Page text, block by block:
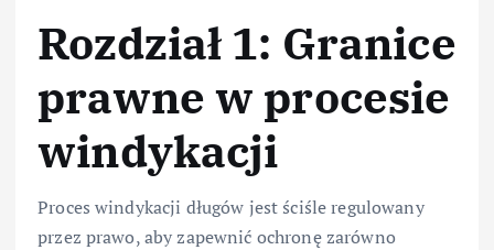
Rozdział 1: Granice
prawne w procesie
windykacji
Proces windykacji długów jest ściśle regulowany
przez prawo, aby zapewnić ochronę zarówno